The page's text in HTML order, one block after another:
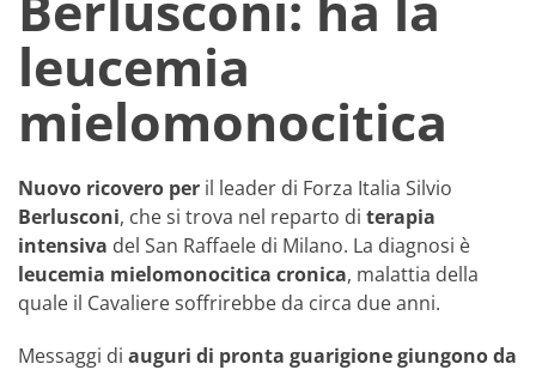
leucemia
mielomonocitica
Nuovo ricovero per il leader di Forza Italia Silvio
Berlusconi, che si trova nel reparto di terapia
intensiva del San Raffaele di Milano. La diagnosi è
leucemia mielomonocitica cronica, malattia della
quale il Cavaliere soffrirebbe da circa due anni.
Messaggi di auguri di pronta guarigione giungono da